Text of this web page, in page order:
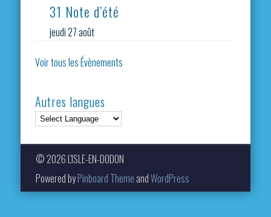
31 Note d’été
jeudi 27 août
Voir tous les Évènements
Autres langues
© 2026 L'ISLE-EN-DODON
Powered byPinboard Theme andWordPress